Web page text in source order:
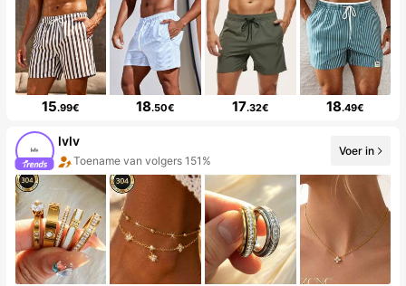
15.99€ 18.50€ 17.32€ 18.49€
lvlv
Toename van volgers 151%
Voer in